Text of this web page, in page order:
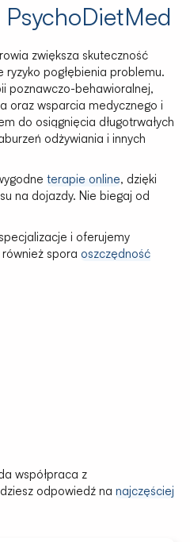
PsychoDietMed
zwiększa skuteczność
ryzyko pogłębienia problemu.
poznawczo-behawioralnej,
oraz wsparcia medycznego i
do osiągnięcia długotrwałych
odżywiania i innych
terapie online, dzięki
na dojazdy. Nie biegaj od
i oferujemy
również spora oszczędność
współpraca z
odpowiedź na najczęściej